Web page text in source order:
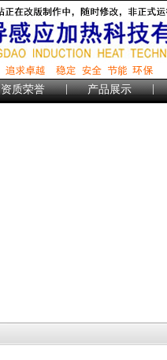
资质荣誉 | 产品展示 |